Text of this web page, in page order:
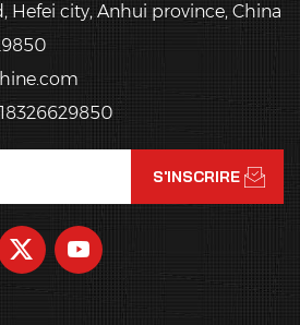
Hefei city, Anhui province, China